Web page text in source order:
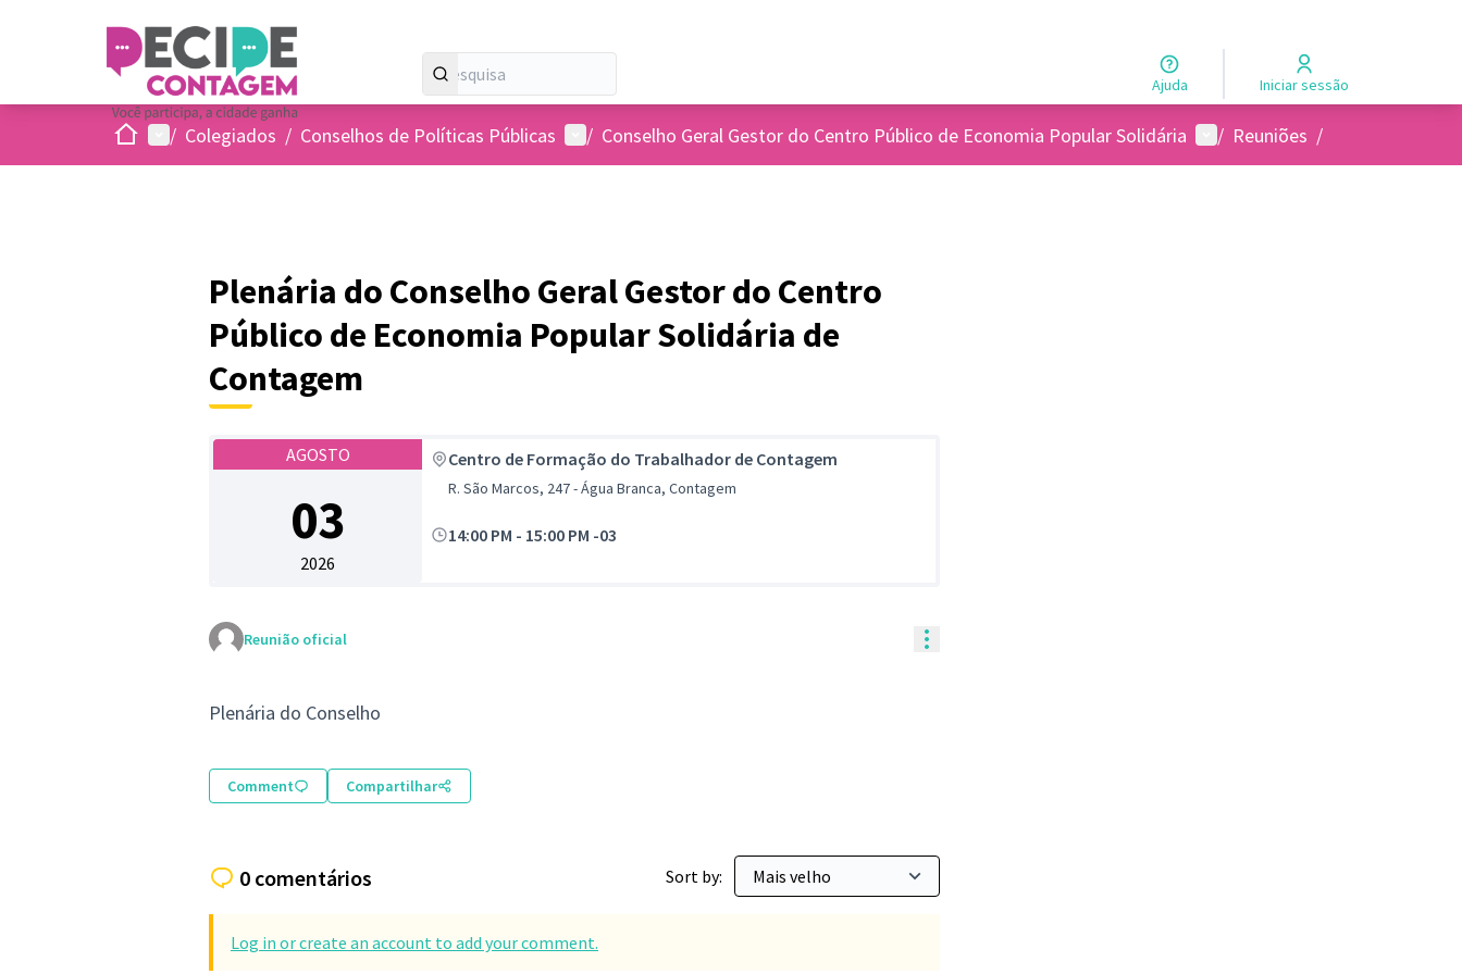
Ajuda Iniciar sessão
InicioMenu principal
/ Colegiados / Conselhos de Políticas Públicas Menu de usuários
/ Conselho Geral Gestor do Centro Público de Economia Popular Solidária Menu de usuários
/ Reuniões /
Plenária do Conselho Geral Gestor do Centro
Público de Economia Popular Solidária de
Contagem
AGOSTO
03
2026
Centro de Formação do Trabalhador de Contagem
R. São Marcos, 247 - Água Branca, Contagem
14:00 PM - 15:00 PM -03
Reunião oficial Controles de recursos
Plenária do Conselho
Comment Compartilhar
0 comentários Sort by:
Log in or create an account to add your comment.